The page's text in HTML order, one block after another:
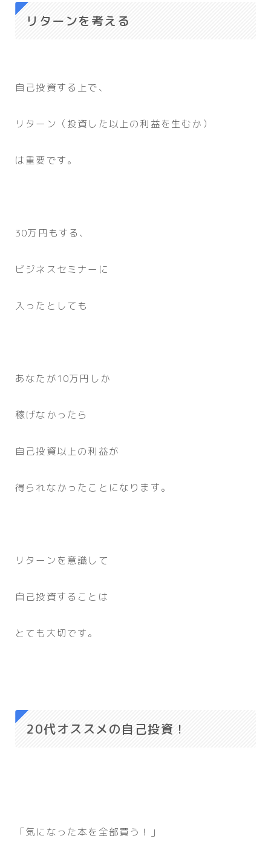
リターンを考える
自己投資する上で、
リターン（投資した以上の利益を生むか）
は重要です。
30万円もする、
ビジネスセミナーに
入ったとしても
あなたが10万円しか
稼げなかったら
自己投資以上の利益が
得られなかったことになります。
リターンを意識して
自己投資することは
とても大切です。
20代オススメの自己投資！
「気になった本を全部買う！」